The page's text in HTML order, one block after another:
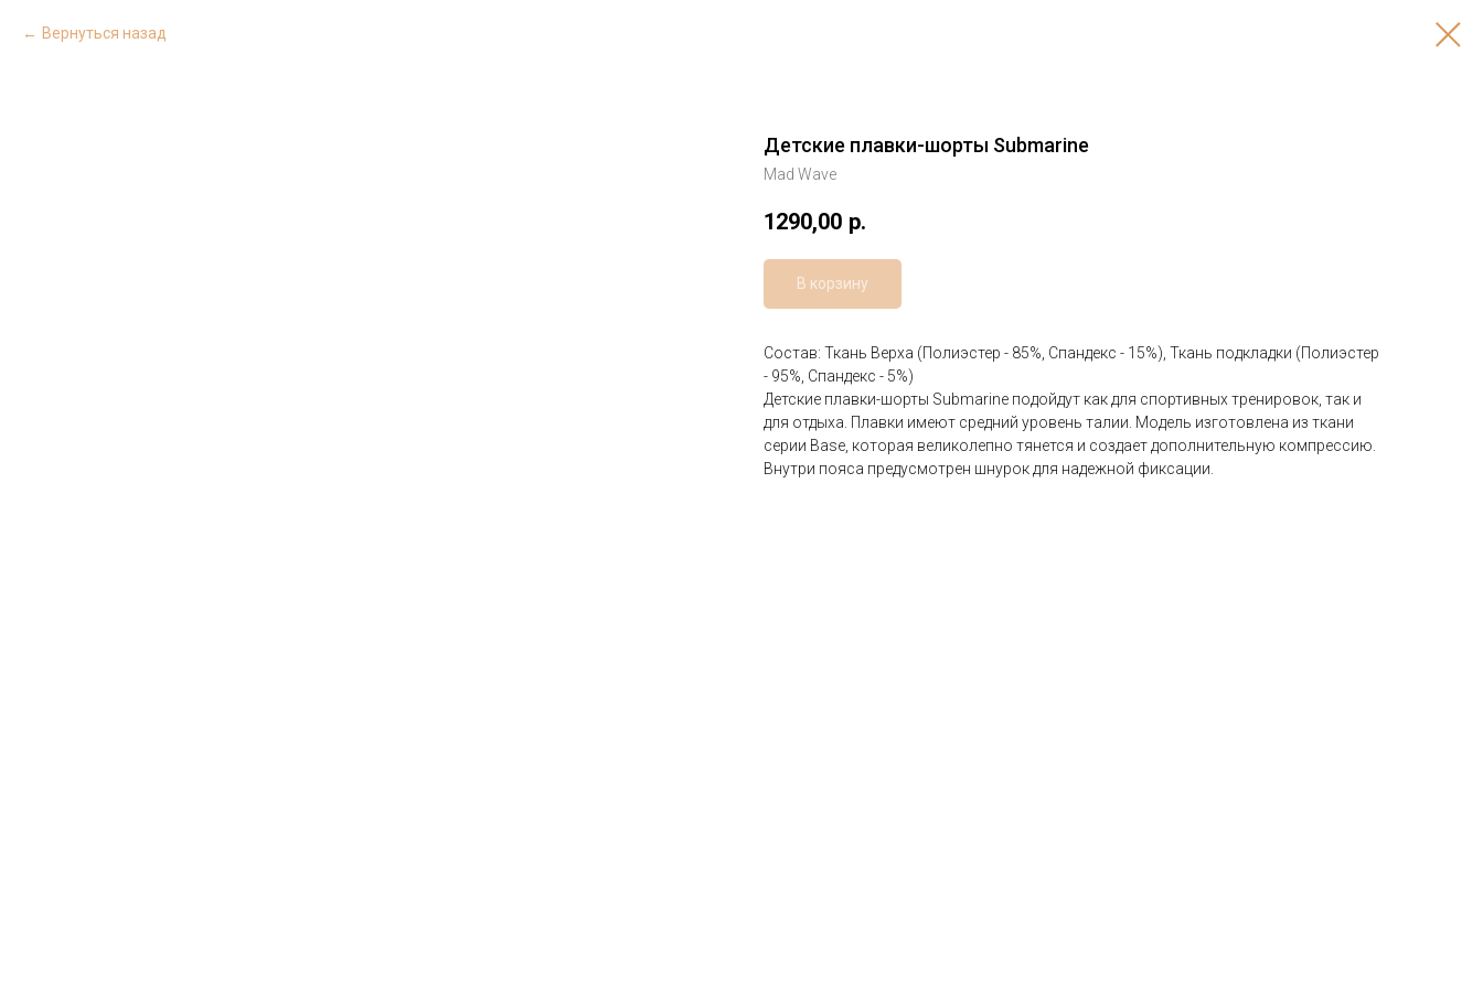
Вернуться назад
Детские плавки-шорты Submarine
Mad Wave
1290,00 р.
В корзину
Состав: Ткань Верха (Полиэстер - 85%, Спандекс - 15%), Ткань подкладки (Полиэстер
- 95%, Спандекс - 5%)
Детские плавки-шорты Submarine подойдут как для спортивных тренировок, так и
для отдыха. Плавки имеют средний уровень талии. Модель изготовлена из ткани
серии Base, которая великолепно тянется и создает дополнительную компрессию.
Внутри пояса предусмотрен шнурок для надежной фиксации.